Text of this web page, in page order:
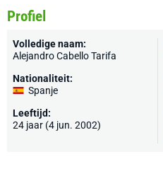
Profiel
Volledige naam:
Alejandro Cabello Tarifa
Nationaliteit:
Spanje
Leeftijd:
24 jaar (4 jun. 2002)